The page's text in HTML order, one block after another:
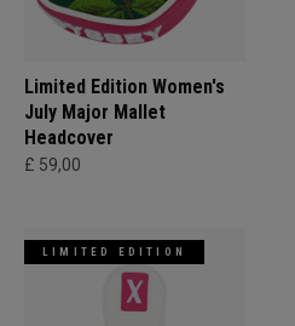
Limited Edition Women's
July Major Mallet
Headcover
£ 59,00
LIMITED EDITION